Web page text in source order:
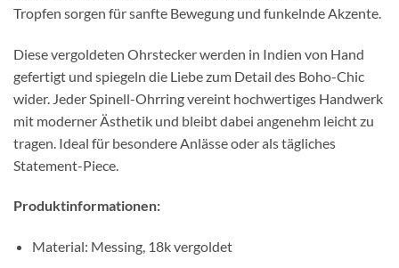
Tropfen sorgen für sanfte Bewegung und funkelnde Akzente.
Diese vergoldeten Ohrstecker werden in Indien von Hand
gefertigt und spiegeln die Liebe zum Detail des Boho-Chic
wider. Jeder Spinell-Ohrring vereint hochwertiges Handwerk
mit moderner Ästhetik und bleibt dabei angenehm leicht zu
tragen. Ideal für besondere Anlässe oder als tägliches
Statement-Piece.
Produktinformationen:
Material: Messing, 18k vergoldet